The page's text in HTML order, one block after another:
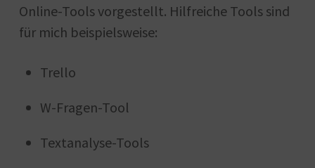
Online-Tools vorgestellt. Hilfreiche Tools sind
für mich beispielsweise:
Trello
W-Fragen-Tool
Textanalyse-Tools